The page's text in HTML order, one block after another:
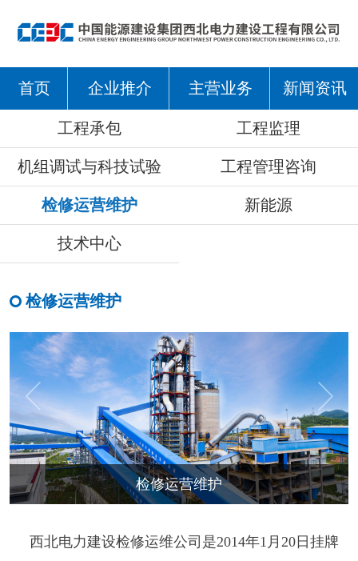
首页 企业推介 主营业务 新闻资讯
工程承包 工程监理
机组调试与科技试验 工程管理咨询
检修运营维护 新能源
技术中心
检修运营维护
检修运营维护
西北电力建设检修运维公司是2014年1月20日挂牌